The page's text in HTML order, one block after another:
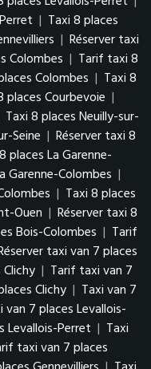
| Taxi 8 places
| Réserver taxi
Colombes | Tarif taxi 8
Colombes | Taxi 8
Courbevoie |
Taxi 8 places Neuilly-sur-
Seine | Réserver taxi 8
places La Garenne-
Garenne-Colombes |
| Taxi 8 places
Ouen | Réserver taxi 8
Bois-Colombes | Tarif
taxi van 7 places
| Tarif taxi van 7
Clichy | Taxi van 7
7 places Levallois-
Levallois-Perret | Taxi
taxi van 7 places